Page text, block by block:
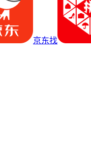
京东找